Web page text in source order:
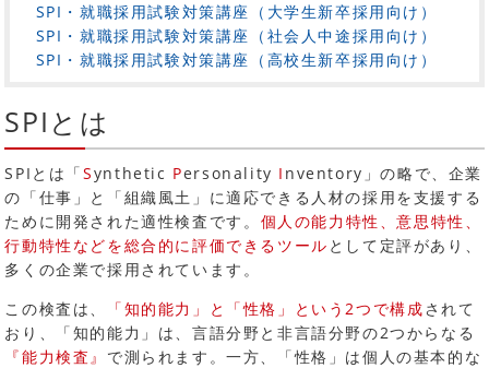
SPI・就職採用試験対策講座（大学生新卒採用向け）
SPI・就職採用試験対策講座（社会人中途採用向け）
SPI・就職採用試験対策講座（高校生新卒採用向け）
SPIとは
SPIとは「Synthetic Personality I nventory」の略で、企業
の「仕事」と「組織風土」に適応できる人材の採用を支援する
ために開発された適性検査です。 個人の能力特性、意思特性、
行動特性などを総合的に評価できるツール として定評があり、
多くの企業で採用されています。
この検査は、
「知的能力」と「性格」という2つで構成されて
おり、「知的能力」は、言語分野と非言語分野の2つからなる
『能力検査』 で測られます。一方、「性格」は個人の基本的な